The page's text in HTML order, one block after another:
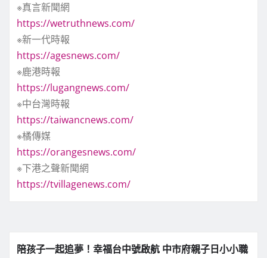
※真言新聞網
https://wetruthnews.com/
※新一代時報
https://agesnews.com/
※鹿港時報
https://lugangnews.com/
※中台灣時報
https://taiwancnews.com/
※橘傳媒
https://orangesnews.com/
※下港之聲新聞網
https://tvillagenews.com/
陪孩子一起追夢！幸福台中號啟航 中市府親子日小小職